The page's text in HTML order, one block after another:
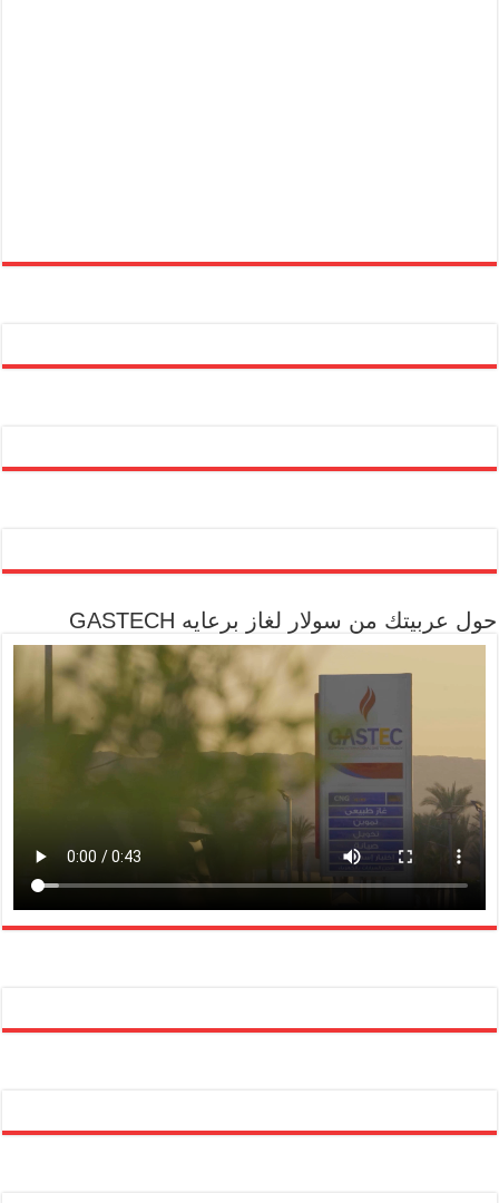
حول عربيتك من سولار لغاز برعايه GASTECH